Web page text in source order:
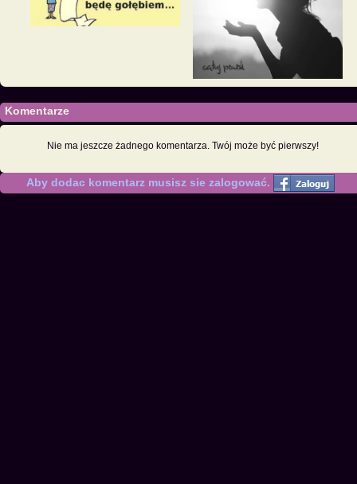
Komentarze
Nie ma jeszcze żadnego komentarza. Twój może być pierwszy!
Aby dodac komentarz musisz sie zalogować.